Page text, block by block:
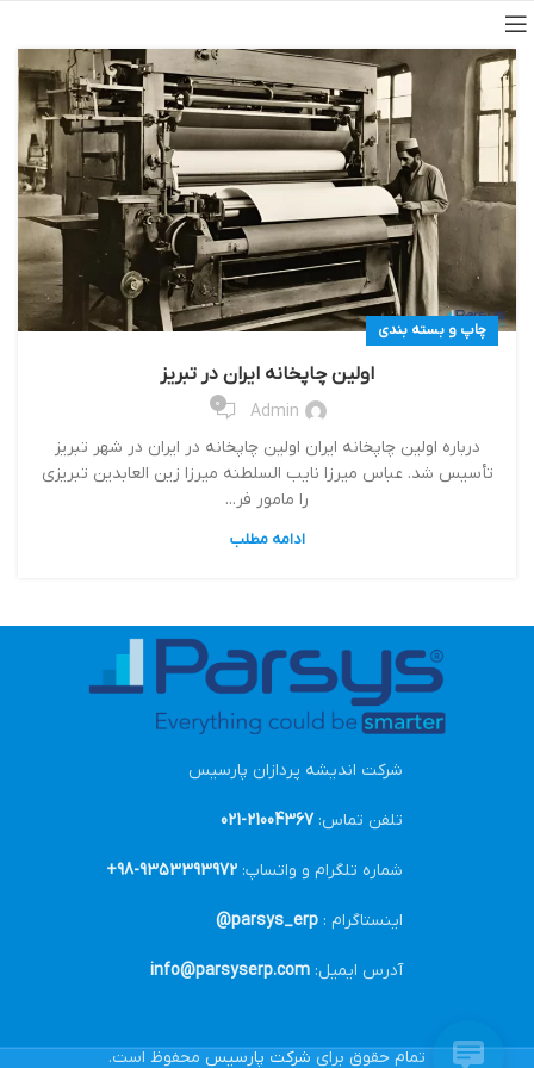
چاپ و بسته بندی
اولین چاپخانه ایران در تبریز
Admin
0
درباره اولین چاپخانه ایران اولین چاپخانه در ایران در شهر تبریز
تأسیس شد. عباس میرزا نایب السلطنه میرزا زین العابدین تبریزی
را مامور فر...
ادامه مطلب
شرکت اندیشه پردازان پارسیس
تلفن تماس:21004367-021
شماره تلگرام و واتساپ: 9353393972-98+
اینستاگرام : parsys_erp@
آدرس ایمیل: info@parsyserp.com
تمام حقوق برای شرکت پارسیس محفوظ است.